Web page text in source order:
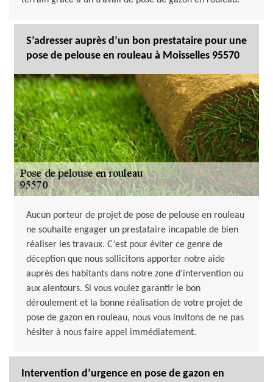
S’adresser auprès d’un bon prestataire pour une
pose de pelouse en rouleau à Moisselles 95570
Aucun porteur de projet de pose de pelouse en rouleau
ne souhaite engager un prestataire incapable de bien
réaliser les travaux. C’est pour éviter ce genre de
déception que nous sollicitons apporter notre aide
auprès des habitants dans notre zone d’intervention ou
aux alentours. Si vous voulez garantir le bon
déroulement et la bonne réalisation de votre projet de
pose de gazon en rouleau, nous vous invitons de ne pas
hésiter à nous faire appel immédiatement.
Intervention d’urgence en pose de gazon en